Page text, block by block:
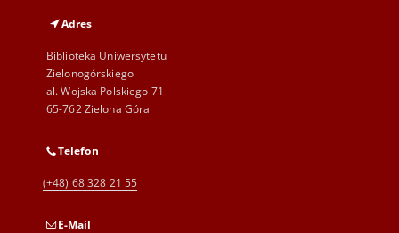
Adres
Biblioteka Uniwersytetu
Zielonogórskiego
al. Wojska Polskiego 71
65-762 Zielona Góra
Telefon
(+48) 68 328 21 55
E-Mail